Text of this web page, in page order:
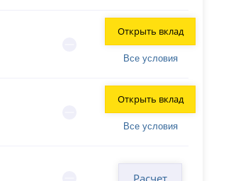
Все условия
Открыть вклад
Все условия
Открыть вклад
Расчет